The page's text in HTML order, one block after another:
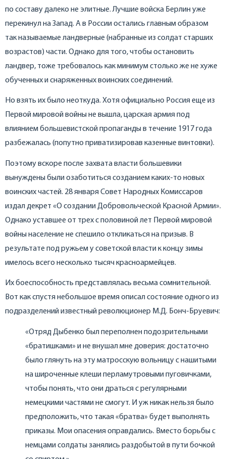
по составу далеко не элитные. Лучшие войска Берлин уже
перекинул на Запад. А в России остались главным образом
так называемые ландверные (набранные из солдат старших
возрастов) части. Однако для того, чтобы остановить
ландвер, тоже требовалось как минимум столько же не хуже
обученных и снаряженных воинских соединений.
Но взять их было неоткуда. Хотя официально Россия еще из
Первой мировой войны не вышла, царская армия под
влиянием большевистской пропаганды в течение 1917 года
разбежалась (попутно приватизировав казенные винтовки).
Поэтому вскоре после захвата власти большевики
вынуждены были озаботиться созданием каких-то новых
воинских частей. 28 января Совет Народных Комиссаров
издал декрет «О создании Добровольческой Красной Армии».
Однако уставшее от трех с половиной лет Первой мировой
войны население не спешило откликаться на призыв. В
результате под ружьем у советской власти к концу зимы
имелось всего несколько тысяч красноармейцев.
Их боеспособность представлялась весьма сомнительной.
Вот как спустя небольшое время описал состояние одного из
подразделений известный революционер М.Д. Бонч-Бруевич:
«Отряд Дыбенко был переполнен подозрительными
«братишками» и не внушал мне доверия: достаточно
было глянуть на эту матросскую вольницу с нашитыми
на широченные клеши перламутровыми пуговичками,
чтобы понять, что они драться с регулярными
немецкими частями не смогут. И уж никак нельзя было
предположить, что такая «братва» будет выполнять
приказы. Мои опасения оправдались. Вместо борьбы с
немцами солдаты занялись раздобытой в пути бочкой